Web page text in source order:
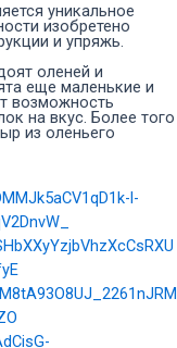
уникальное
изобретено
и упряжь.
оленей и
еще маленькие и
возможность
на вкус. Более того
из оленьего